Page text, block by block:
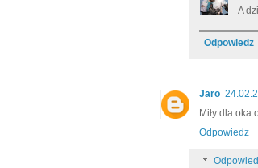
A
Odpowiedz
Jaro
Miły dla oka
Odpowiedz